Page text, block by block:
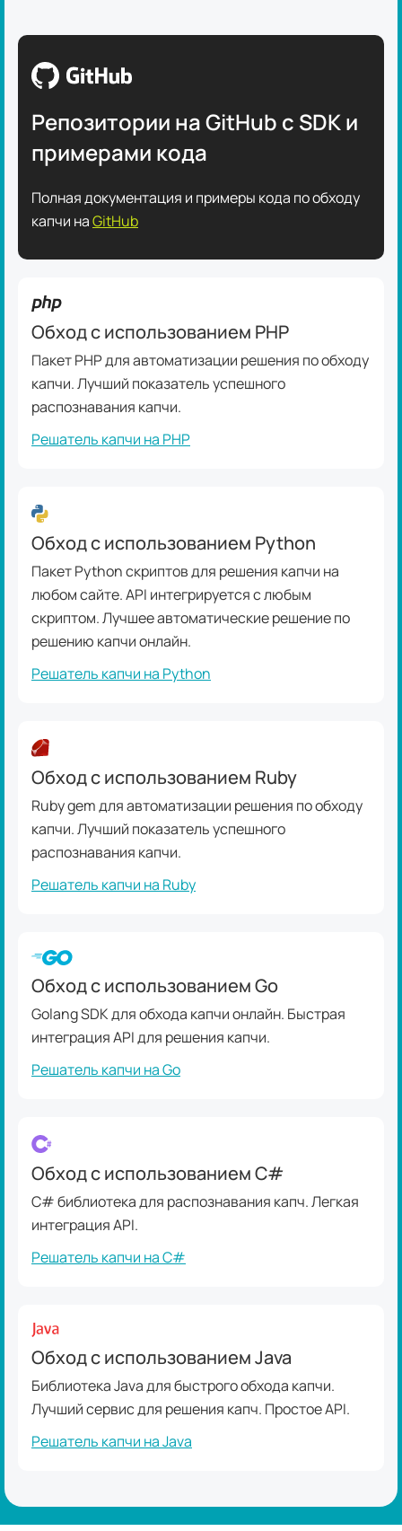
Репозитории на GitHub с SDK и
примерами кода
Полная документация и примеры кода по обходу
капчи наGitHub
Обход с использованием PHP
Пакет PHP для автоматизации решения по обходу
капчи. Лучший показатель успешного
распознавания капчи.
Решатель капчи на PHP
Обход с использованием Python
Пакет Python скриптов для решения капчи на
любом сайте. API интегрируется с любым
скриптом. Лучшее автоматические решение по
решению капчи онлайн.
Решатель капчи на Python
Обход с использованием Ruby
Ruby gem для автоматизации решения по обходу
капчи. Лучший показатель успешного
распознавания капчи.
Решатель капчи на Ruby
Обход с использованием Go
Golang SDK для обхода капчи онлайн. Быстрая
интеграция API для решения капчи.
Решатель капчи на Go
Обход с использованием C#
C# библиотека для распознавания капч. Легкая
интеграция API.
Решатель капчи на C#
Обход с использованием Java
Библиотека Java для быстрого обхода капчи.
Лучший сервис для решения капч. Простое API.
Решатель капчи на Java